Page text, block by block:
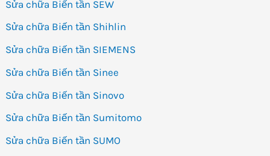
Sửa chữa Biến tần SEW
Sửa chữa Biến tần Shihlin
Sửa chữa Biến tần SIEMENS
Sửa chữa Biến tần Sinee
Sửa chữa Biến tần Sinovo
Sửa chữa Biến tần Sumitomo
Sửa chữa Biến tần SUMO